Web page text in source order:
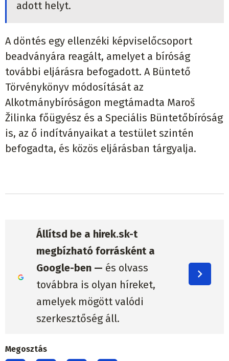
adott helyt.
A döntés egy ellenzéki képviselőcsoport
beadványára reagált, amelyet a bíróság
további eljárásra befogadott. A Büntető
Törvénykönyv módosítását az
Alkotmánybíróságon megtámadta Maroš
Žilinka főügyész és a Speciális Büntetőbíróság
is, az ő indítványaikat a testület szintén
befogadta, és közös eljárásban tárgyalja.
Állítsd be a hirek.sk-t
megbízható forrásként a
Google-ben — és olvass
továbbra is olyan híreket,
amelyek mögött valódi
szerkesztőség áll.
Megosztás